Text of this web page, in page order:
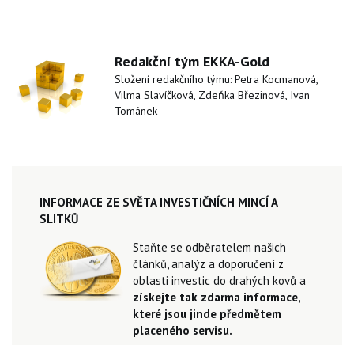
Redakční tým EKKA-Gold
Složení redakčního týmu: Petra Kocmanová,
Vilma Slavíčková, Zdeňka Březinová, Ivan
Tománek
INFORMACE ZE SVĚTA INVESTIČNÍCH MINCÍ A
SLITKŮ
Staňte se odběratelem našich
článků, analýz a doporučení z
oblasti investic do drahých kovů a
získejte tak zdarma informace,
které jsou jinde předmětem
placeného servisu.